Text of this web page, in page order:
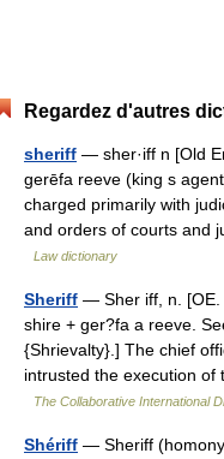
Regardez d'autres
sheriff — sher·iff n [Old
gerēfa reeve (king s
charged primarily with
and orders of courts and
Law dictionary
Sheriff — Sher iff, n. [OE.
shire + ger?fa a reeve.
{Shrievalty}.] The chief
intrusted the execution
The Collaborative International
Shériff — Sheriff